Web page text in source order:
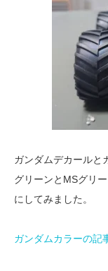
ガンダムデカールと
グリーンとMSグリ
にしてみました。
ガンダムカラーの記